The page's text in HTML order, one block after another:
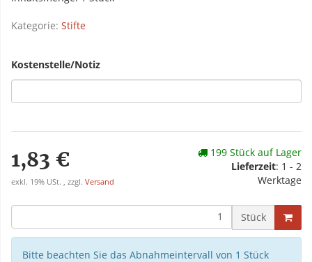
Kategorie: Stifte
Kostenstelle/Notiz
1,83 €
exkl. 19% USt. , zzgl. Versand
199 Stück auf Lager
Lieferzeit: 1 - 2
Werktage
Stück
Bitte beachten Sie das Abnahmeintervall von 1 Stück